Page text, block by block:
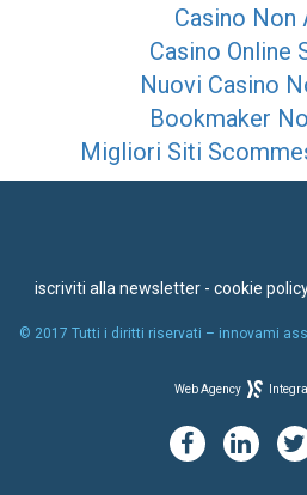
Casino Non
Casino Online
Nuovi Casino
Bookmaker
Migliori Siti
iscriviti alla newsletter - cookie
© 2017 Tutti i diritti riservati – innovami
Web Agency